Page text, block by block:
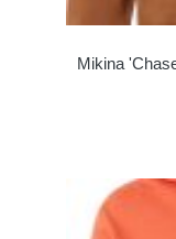
Mikina